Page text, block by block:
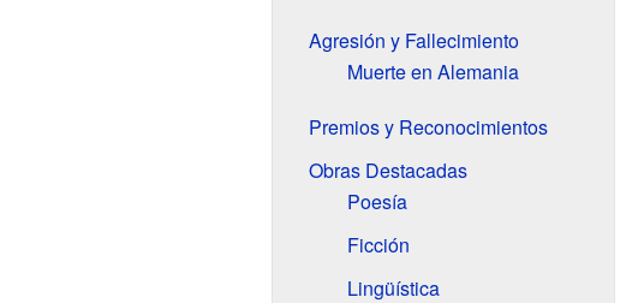
Agresión y Fallecimiento
Muerte en Alemania
Premios y Reconocimientos
Obras Destacadas
Poesía
Ficción
Lingüística